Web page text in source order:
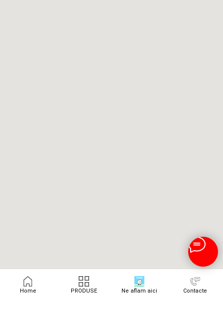
Home PRODUSE Ne aflam aici Contacte